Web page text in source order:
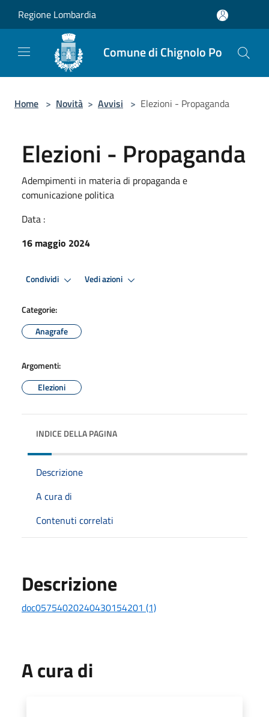
Regione Lombardia
Comune di Chignolo Po
Home > Novità > Avvisi > Elezioni - Propaganda
Elezioni - Propaganda
Adempimenti in materia di propaganda e
comunicazione politica
Data :
16 maggio 2024
Condividi Vedi azioni
Categorie:
Anagrafe
Argomenti:
Elezioni
INDICE DELLA PAGINA
Descrizione
A cura di
Contenuti correlati
Descrizione
doc05754020240430154201 (1)
A cura di